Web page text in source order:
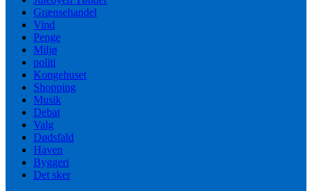
Grænsehandel
Vind
Penge
Miljø
politi
Kongehuset
Shopping
Musik
Debat
Valg
Dødsfald
Haven
Byggeri
Det sker